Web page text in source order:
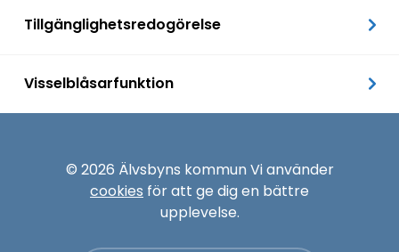
Tillgänglighetsredogörelse
Visselblåsarfunktion
© 2026 Älvsbyns kommun Vi använder
cookies för att ge dig en bättre
upplevelse.